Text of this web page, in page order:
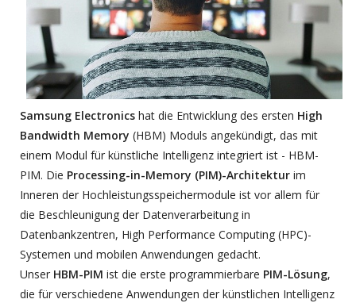
Samsung Electronics hat die Entwicklung des ersten High
Bandwidth Memory (HBM) Moduls angekündigt, das mit
einem Modul für künstliche Intelligenz integriert ist - HBM-
PIM. Die Processing-in-Memory (PIM)-Architektur im
Inneren der Hochleistungsspeichermodule ist vor allem für
die Beschleunigung der Datenverarbeitung in
Datenbankzentren, High Performance Computing (HPC)-
Systemen und mobilen Anwendungen gedacht.
Unser HBM-PIM ist die erste programmierbare PIM-Lösung,
die für verschiedene Anwendungen der künstlichen Intelligenz